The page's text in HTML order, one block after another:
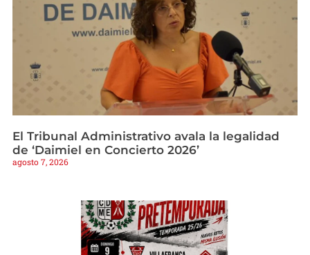
El Tribunal Administrativo avala la legalidad
de ‘Daimiel en Concierto 2026’
agosto 7, 2026